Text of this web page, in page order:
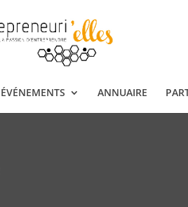
ÉVÉNEMENTS ANNUAIRE